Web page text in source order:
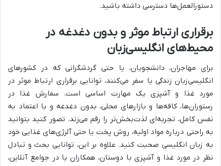
دستورالعمل‌ها دسترسی داشته باشید.
برقراری ارتباط موثر و بدون دغدغه در
محیط‌های انگلیسی‌زبان
برای مهاجران، دانشجویان، یا حتی گردشگرانی که در کشورهای
انگلیسی‌زبان زندگی یا سفر می‌کنند، توانایی برقراری ارتباط موثر در
مورد غذا و آشپزی یک مهارت اساسی است. سفارش غذا در
رستوران‌ها، کافه‌ها و بازارهای محلی، بدون دغدغه و با اعتماد به
نفس کامل، تجربه‌ای لذت‌بخش‌تر را رقم می‌زند. تصور کنید بتوانید
به راحتی درباره مواد اولیه، روش پخت یا حتی آلرژی‌های غذایی خود
به زبان انگلیسی صحبت کنید. علاوه بر این، توانایی بحث و تبادل
نظر در مورد غذا و آشپزی با دوستان، همکاران یا در جوامع آنلاین،